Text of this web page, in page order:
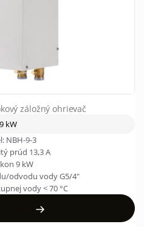
záložný ohrievač
9 kW
NBH-9-3
prúd 13,3 A
9 kW
odvodu vodyG5/4"
vody< 70 °C